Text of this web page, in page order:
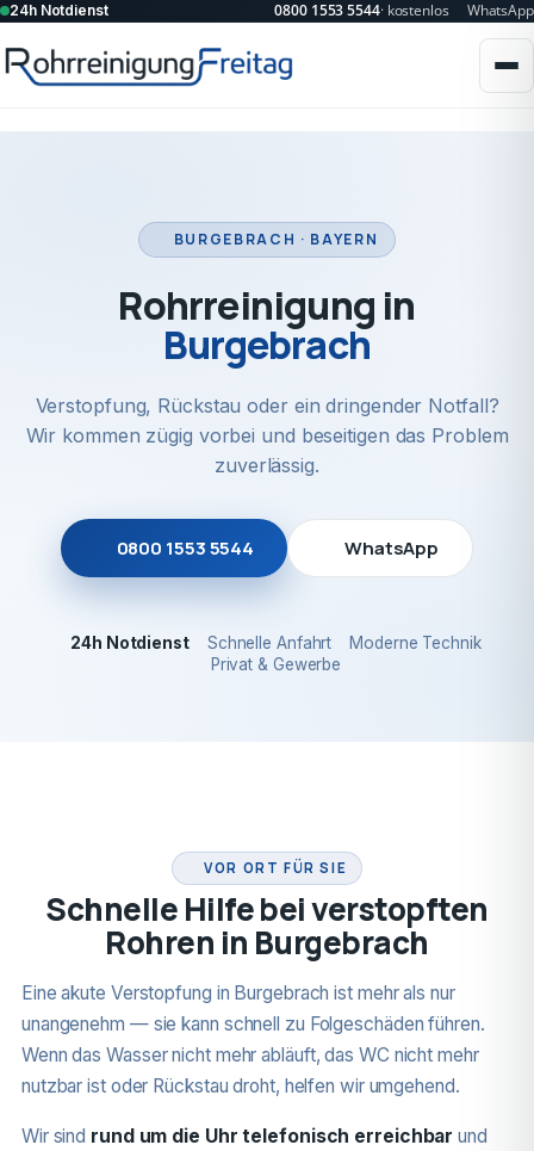
24h Notdienst 0800 1553 5544· kostenlos WhatsApp
BURGEBRACH · BAYERN
Rohrreinigung in
Burgebrach
Verstopfung, Rückstau oder ein dringender Notfall?
Wir kommen zügig vorbei und beseitigen das Problem
zuverlässig.
0800 1553 5544 WhatsApp
24h Notdienst Schnelle Anfahrt
Moderne Technik
Privat & Gewerbe
VOR ORT FÜR SIE
Schnelle Hilfe bei verstopften
Rohren in Burgebrach
Eine akute Verstopfung in Burgebrach ist mehr als nur
unangenehm — sie kann schnell zu Folgeschäden führen.
Wenn das Wasser nicht mehr abläuft, das WC nicht mehr
nutzbar ist oder Rückstau droht, helfen wir umgehend.
Wir sind rund um die Uhr telefonisch erreichbar und